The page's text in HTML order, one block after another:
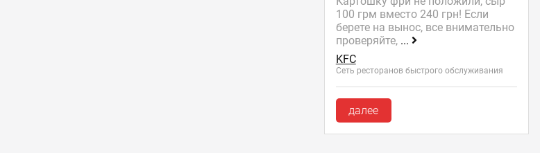
100 грм вместо 240 грн! Если
берете на вынос, все внимательно
проверяйте, ...
KFC
Сеть ресторанов быстрого обслуживания
далее